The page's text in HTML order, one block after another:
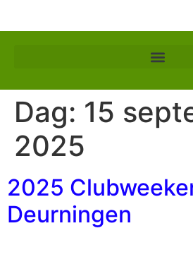
Dag: 15
2025
2025
Deurningen